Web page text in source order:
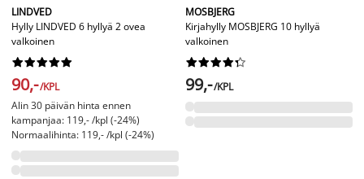
LINDVED
Hylly LINDVED 6 hyllyä 2 ovea
valkoinen






90,-/KPL
Alin 30 päivän hinta ennen
kampanjaa: 119,- /kpl (-24%)
Normaalihinta: 119,- /kpl (-24%)
MOSBJERG
Kirjahylly MOSBJERG 10 hyllyä
valkoinen






99,-/KPL